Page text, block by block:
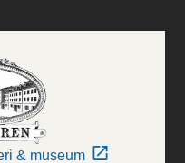
& museum